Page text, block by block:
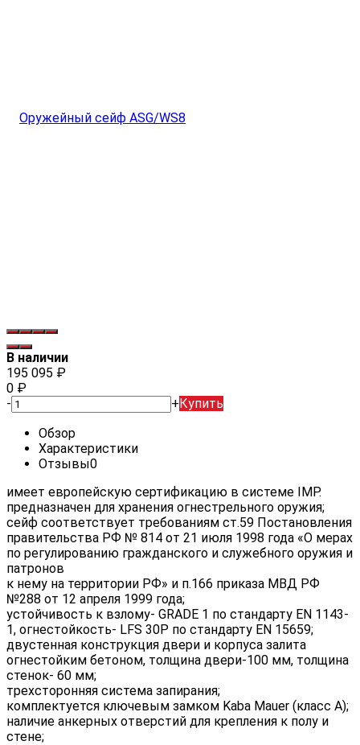
В наличии
195 095 ₽
0 ₽
-
+Купить
Обзор
Характеристики
Отзывы0
имеет европейскую сертификацию в системе IMP.
предназначен для хранения огнестрельного оружия;
сейф соответствует требованиям ст.59 Постановления
правительства РФ № 814 от 21 июля 1998 года «О мерах
по регулированию гражданского и служебного оружия и
патронов
к нему на территории РФ» и п.166 приказа МВД РФ
№288 от 12 апреля 1999 года;
устойчивость к взлому- GRADE 1 по стандарту EN 1143-
1, огнестойкость- LFS 30P по стандарту EN 15659;
двустенная конструкция двери и корпуса залита
огнестойким бетоном, толщина двери-100 мм, толщина
стенок- 60 мм;
трехсторонняя система запирания;
комплектуется ключевым замком Kaba Mauer (класс А);
наличие анкерных отверстий для крепления к полу и
стене;